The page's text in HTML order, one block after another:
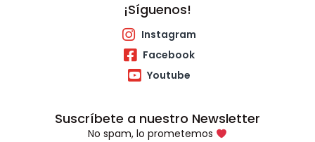
¡Síguenos!
Instagram
Facebook
Youtube
Suscríbete a nuestro Newsletter
No spam, lo prometemos